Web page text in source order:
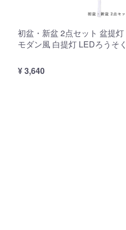
初盆・新盆 2点セット 盆提灯
モダン風 白提灯 LEDろうそく
¥ 3,640